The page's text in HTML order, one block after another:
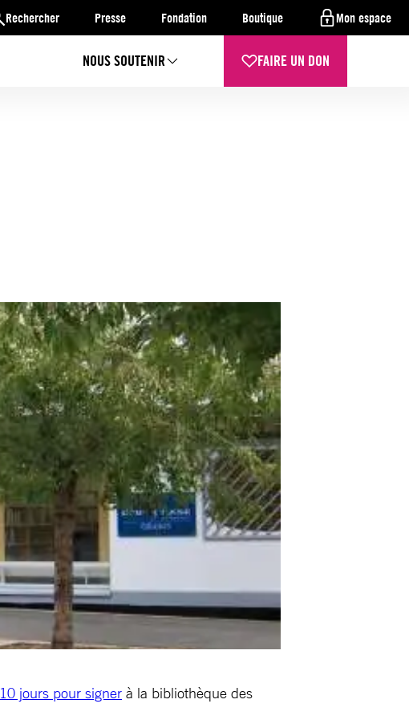
Rechercher Presse Fondation Boutique Mon espace
NOUS SOUTENIR FAIRE UN DON
10 jours pour signer à la bibliothèque des